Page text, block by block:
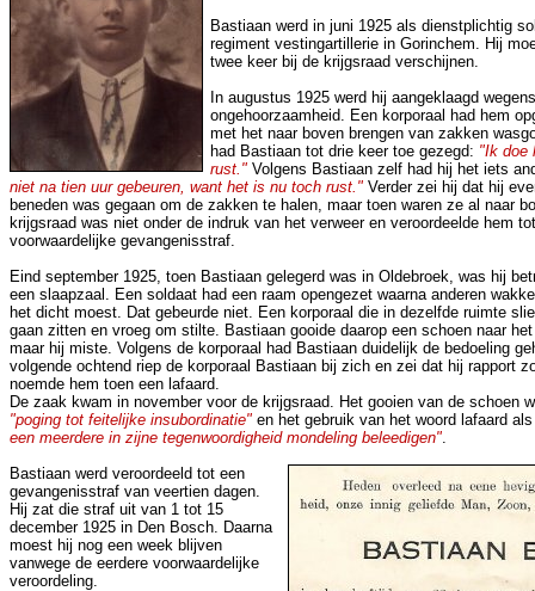
Bastiaan werd in juni 1925 als dienstplichtig
regiment vestingartillerie in Gorinchem. Hij
twee keer bij de krijgsraad verschijnen.
In augustus 1925 werd hij aangeklaagd
ongehoorzaamheid. Een korporaal had hem
met het naar boven brengen van zakken
had Bastiaan tot drie keer toe gezegd: "Ik doe
rust." Volgens Bastiaan zelf had hij het iets
niet na tien uur gebeuren, want het is nu toch rust." Verder zei hij dat hij
beneden was gegaan om de zakken te halen, maar toen waren ze al naar
krijgsraad was niet onder de indruk van het verweer en veroordeelde hem
voorwaardelijke gevangenisstraf.
Eind september 1925, toen Bastiaan gelegerd was in Oldebroek, was hij
een slaapzaal. Een soldaat had een raam opengezet waarna anderen
het dicht moest. Dat gebeurde niet. Een korporaal die in dezelfde ruimte
gaan zitten en vroeg om stilte. Bastiaan gooide daarop een schoen naar
maar hij miste. Volgens de korporaal had Bastiaan duidelijk de bedoeling
volgende ochtend riep de korporaal Bastiaan bij zich en zei dat hij rapport
noemde hem toen een lafaard.
De zaak kwam in november voor de krijgsraad. Het gooien van de schoen
"poging tot feitelijke insubordinatie" en het gebruik van het woord lafaard
een meerdere in zijne tegenwoordigheid mondeling beleedigen"
Bastiaan werd veroordeeld tot een
gevangenisstraf van veertien dagen.
Hij zat die straf uit van 1 tot 15
december 1925 in Den Bosch. Daarna
moest hij nog een week blijven
vanwege de eerdere voorwaardelijke
veroordeling.